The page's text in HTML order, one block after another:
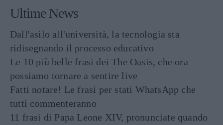
Ultime News
Dall'asilo all'università, la tecnologia sta
ridisegnando il processo educativo
Le 10 più belle frasi dei The Oasis, che ora
possiamo tornare a sentire live
Fatti notare! Le frasi per stati WhatsApp che
tutti commenteranno
11 frasi di Papa Leone XIV, pronunciate quando